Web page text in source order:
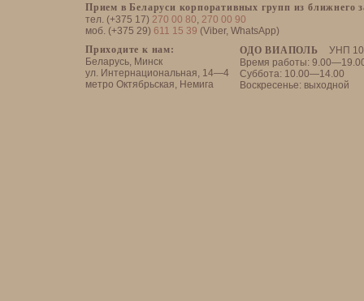
Прием в Беларуси корпоративных групп из ближнего
тел. (+375 17) 270 00 80, 270 00 90
моб. (+375 29) 611 15 39 (Viber, WhatsApp)
ОДО ВИАПОЛЬ
УНП
Время работы:
Суббота: 10.00—14.00
Воскресенье: выходной
Приходите к нам:
Беларусь, Минск
ул. Интернациональная, 14—4
метро Октябрьская, Немига